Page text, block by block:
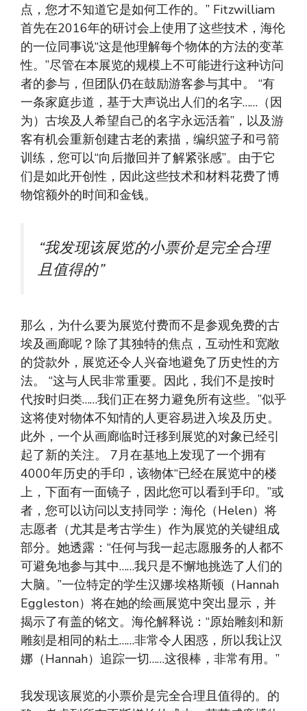
点，您才不知道它是如何工作的。” Fitzwilliam
首先在2016年的研讨会上使用了这些技术，海伦
的一位同事说“这是他理解每个物体的方法的变革
性。”尽管在本展览的规模上不可能进行这种访问
者的参与，但团队仍在鼓励游客参与其中。 “有
一条家庭步道，基于大声说出人们的名字……（因
为）古埃及人希望自己的名字永远活着”，以及游
客有机会重新创建古老的素描，编织篮子和弓箭
训练，您可以“向后撤回并了解紧张感”。由于它
们是如此开创性，因此这些技术和材料花费了博
物馆额外的时间和金钱。
“我发现该展览的小票价是完全合理
且值得的”
那么，为什么要为展览付费而不是参观免费的古
埃及画廊呢？除了其独特的焦点，互动性和宽敞
的贷款外，展览还令人兴奋地避免了历史性的方
法。 “这与人民非常重要。因此，我们不是按时
代按时归类……我们正在努力避免所有这些。”似乎
这将使对物体不知情的人更容易进入埃及历史。
此外，一个从画廊临时迁移到展览的对象已经引
起了新的关注。 7月在基地上发现了一个拥有
4000年历史的手印，该物体“已经在展览中的楼
上，下面有一面镜子，因此您可以看到手印。”或
者，您可以访问以支持同学：海伦（Helen）将
志愿者（尤其是考古学生）作为展览的关键组成
部分。她透露：“任何与我一起志愿服务的人都不
可避免地参与其中……我只是不懈地挑选了人们的
大脑。”一位特定的学生汉娜·埃格斯顿（Hannah
Eggleston）将在她的绘画展览中突出显示，并
揭示了有盖的铭文。海伦解释说：“原始雕刻和新
雕刻是相同的粘土……非常令人困惑，所以我让汉
娜（Hannah）追踪一切……这很棒，非常有用。”
我发现该展览的小票价是完全合理且值得的。的